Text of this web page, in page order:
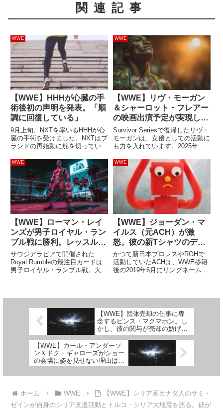
関連記事
WWE
【WWE】HHHが心臓の手
術後初の声明を発表。「順
調に回復している」
9月上旬、NXTを率いるHHHが心
臓の手術を受けました。NXTはブ
ランドの再始動に舵を切っていま
回のバックステージにいなかった
と報じられています。今日、彼は
術後初となる声明を発表しまし
た。多くの方々からお見舞い...
WWE
【WWE】リヴ・モーガン
＆シャーロット・フレアー
の映画出演予定が実現しな
かった理由とは？AEWト
ニー・ストームらとの共演
が幻に
Survivor Seriesで復帰したリヴ・
モーガンは、女優としての活動に
も力を入れています。2025年春
に参加するなど、彼女は今後もプ
ロレスに留まらない活動をしてい
くことが予想されています。しか
し、過去にあ...
WWE
【WWE】ローマン・レイ
ンズが男子ロイヤル・ラン
ブル戦に勝利。レッスルマ
ニア42での王座挑戦権を獲
得
サウジアラビアで開催された
Royal Rumbleの最注目カードは
男子ロイヤル・ランブル戦。大物
が、謎の男がブレイカーを...
WWE
【WWE】ジョーダン・マ
イルス（元ACH）が激
怒。彼の新Tシャツのデザ
インが黒人差別的だと告発
する
かつて新日本プロレスやROHで
活動していたACHは、WWE移籍
後の2019年6月にリングネームを
デザインに対し...
【WWE】団体売却の仕事に専
念するビンス・マクマホン。し
かし、彼の関与が売却の妨げに
なっていると報じられる
【WWE】カール・アンダーソ
ン＆ドク・ギャローズがショー
の会場に姿を見せない理由は、
彼らの契約に含まれる「特
権」？
ホーム WWE
【WWE】シリア系カナダ人のサミ・
ゼインが自身のシリア支援活動とトルコ・シリア大地震を語る。彼が